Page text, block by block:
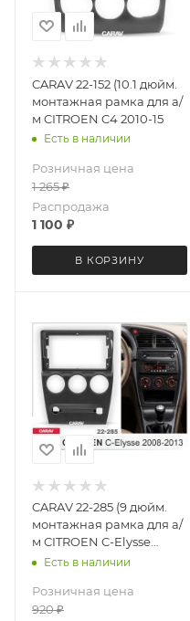
CARAV 22-152 (10.1 дюйм.
монтажная рамка для а/
м CITROEN C4 2010-15
Есть в наличии
Розничная цена
1 265₽
Распродажа
1 100 ₽
В КОРЗИНУ
CARAV 22-285 (9 дюйм.
монтажная рамка для а/
м CITROEN C-Elysse
2008-13 (черная)
Есть в наличии
Розничная цена
920₽